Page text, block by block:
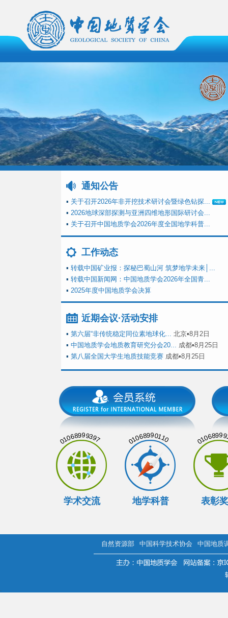
通知公告
▪ 关于召开2026年非开挖技术研讨会暨绿色钻探...
▪ 2026地球深部探测与亚洲四维地形国际研讨会...
▪ 关于召开中国地质学会2026年度全国地学科普...
工作动态
▪ 转载中国矿业报：探秘巴蜀山河 筑梦地学未来│...
▪ 转载中国新闻网：中国地质学会2026年全国青...
▪ 2025年度中国地质学会决算
近期会议·活动安排
▪ 第六届“非传统稳定同位素地球化... 北京▪8月2日
▪ 中国地质学会地质教育研究分会20... 成都▪8月25日
▪ 第八届全国大学生地质技能竞赛 成都▪8月25日
01068999397
学术交流
01068990110
地学科普 表彰
自然资源部 中国科学技术协会 中国地质
.